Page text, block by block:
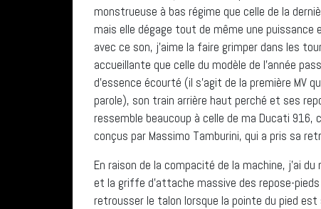
monstrueuse à bas régime que celle de la
mais elle dégage tout de même une
avec ce son, j’aime la faire grimper dans les
accueillante que celle du modèle de l’année
d’essence écourté (il s’agit de la première MV
parole), son train arrière haut perché et ses
ressemble beaucoup à celle de ma Ducati 916,
conçus par Massimo Tamburini, qui a pris sa
En raison de la compacité de la machine, j’ai
et la griffe d’attache massive des repose-
retrousser le talon lorsque la pointe du pied